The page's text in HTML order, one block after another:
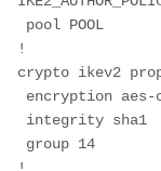
pool POOL
!
crypto ikev2
encryption aes-
integrity sha1
group 14